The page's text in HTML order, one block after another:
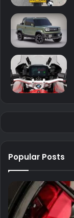
Popular Posts